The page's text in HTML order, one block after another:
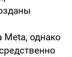
Meta, однако